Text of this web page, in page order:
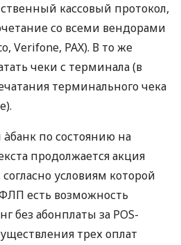
кассовый протокол,
со всеми вендорами
Verifone, PAX). В то же
чеки с терминала (в
терминального чека
по состоянию на
продолжается акция
согласно условиям которой
есть возможность
без абонплаты за POS-
трех оплат